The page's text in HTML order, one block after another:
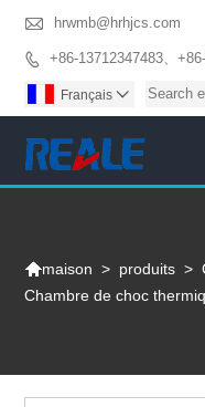
 hrwmb@hrhjcs.com
 +86-13712347483、
Français 
maison > produits >
Chambre de choc